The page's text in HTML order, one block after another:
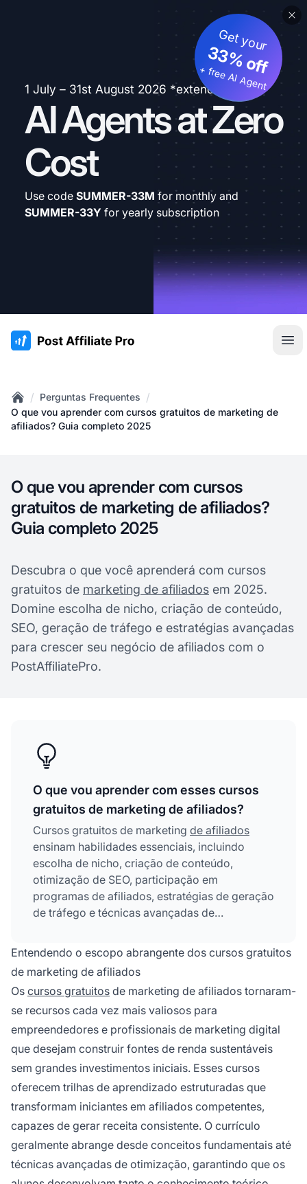
1 July – 31st August 2026 *extended
AI Agents at Zero
Cost
Get your
33% off
+ free AI Agent
Use code SUMMER-33M for monthly and
SUMMER-33Y for yearly subscription
:site.title
Home
/ Perguntas Frequentes /
O que vou aprender com cursos gratuitos de marketing de
afiliados? Guia completo 2025
O que vou aprender com cursos
gratuitos de marketing de afiliados?
Guia completo 2025
Descubra o que você aprenderá com cursos
gratuitos de marketing de afiliados em 2025.
Domine escolha de nicho, criação de conteúdo,
SEO, geração de tráfego e estratégias avançadas
para crescer seu negócio de afiliados com o
PostAffiliatePro.
O que vou aprender com esses cursos
gratuitos de marketing de afiliados?
Cursos gratuitos de marketing de afiliados
ensinam habilidades essenciais, incluindo
escolha de nicho, criação de conteúdo,
otimização de SEO, participação em
programas de afiliados, estratégias de geração
de tráfego e técnicas avançadas de
identificar nichos lucrativos, criar conteúdo de
alta conversão, atrair tráfego orgânico com
SEO, construir audiência, acompanhar
desempenho com analytics e implementar
estratégias comprovadas para maximizar suas
comissões de afiliado.
Entendendo o escopo abrangente dos cursos gratuitos
de marketing de afiliados
Os cursos gratuitos de marketing de afiliados tornaram-
se recursos cada vez mais valiosos para
empreendedores e profissionais de marketing digital
que desejam construir fontes de renda sustentáveis
sem grandes investimentos iniciais. Esses cursos
oferecem trilhas de aprendizado estruturadas que
transformam iniciantes em afiliados competentes,
capazes de gerar receita consistente. O currículo
geralmente abrange desde conceitos fundamentais até
técnicas avançadas de otimização, garantindo que os